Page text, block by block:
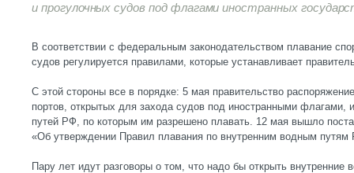
и прогулочных судов под флагами иностранных
В соответствии с федеральным законодательством плавание
судов регулируется правилами, которые устанавливает
С этой стороны все в порядке: 5 мая правительство
портов, открытых для захода судов под иностранными флагами,
путей РФ, по которым им разрешено плавать. 12 мая вышло
«Об утверждении Правил плавания по внутренним водным
Пару лет идут разговоры о том, что надо бы открыть